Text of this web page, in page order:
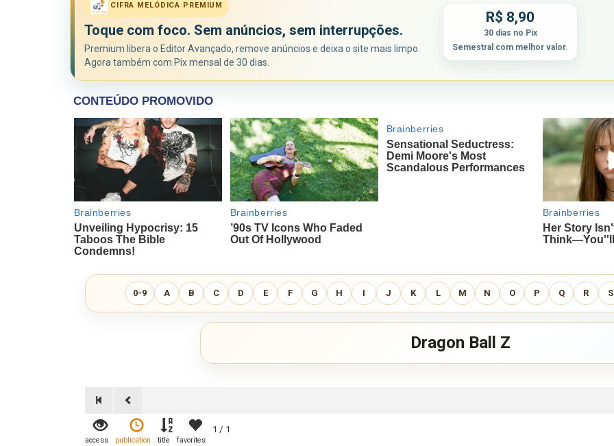
CIFRA MELÓDICA PREMIUM
Toque com foco. Sem anúncios, sem interrupções.
Premium libera o Editor Avançado, remove anúncios e deixa o site mais limpo.
Agora também com Pix mensal de 30 dias.
R$ 8,90
30 dias no Pix
Semestral com melhor valor.
0-9 A B C D E F G H I J K L M N O P Q R S
Dragon Ball Z
1 / 1
access publication title favorites